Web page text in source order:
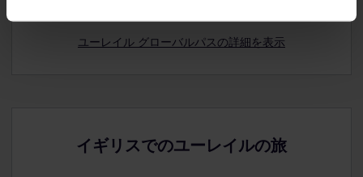
Railway)（推奨）
グレーター アングリア (Greater Anglia)
ロンドン ノースウェスタン レイルウェイ (London
ユーレイル グローバルパスの詳細を表示
イギリスでのユーレイルの旅